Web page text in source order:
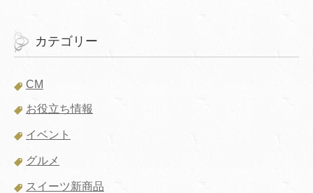
カテゴリー
CM
お役立ち情報
イベント
グルメ
スイーツ新商品